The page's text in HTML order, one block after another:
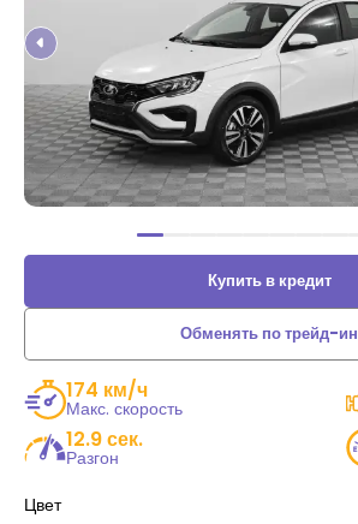
Купить в кредит
Обменять по трейд-ин
174 км/ч
Макс. скорость
12.9 сек.
Разгон
Цвет